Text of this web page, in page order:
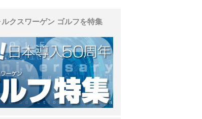
クスワーゲン ゴルフを特集